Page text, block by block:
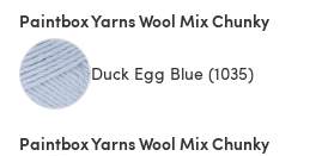
Paintbox Yarns Wool Mix Chunky
Duck Egg Blue (1035)
Paintbox Yarns Wool Mix Chunky